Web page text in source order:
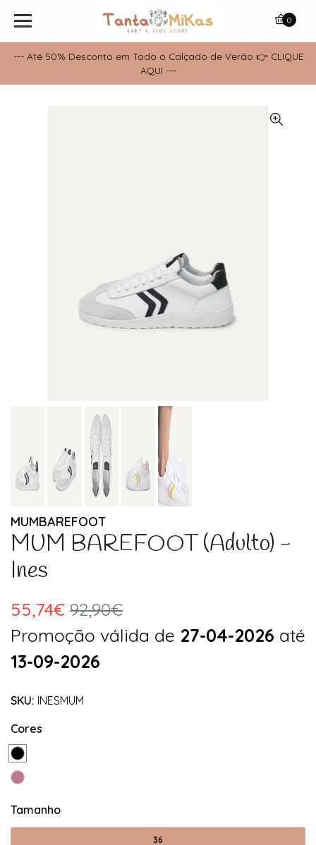
--- Até 50% Desconto em Todo o Calçado de Verão 👉 CLIQUE
AQUI ---
0
MUMBAREFOOT
MUM BAREFOOT (Adulto) -
Ines
55,74€ 92,90€
Promoção válida de 27-04-2026 até
13-09-2026
SKU: INESMUM
Cores
Tamanho
36